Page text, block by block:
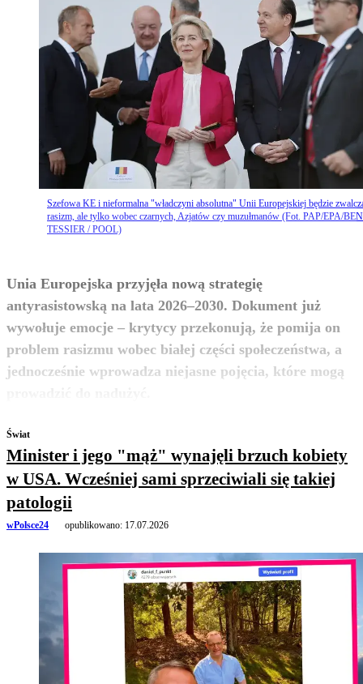
Szefowa KE i nieformalna "władczyni absolutna" Unii Europejskiej będzie
rasizm, ale tylko wobec czarnych, Azjatów czy muzułmanów (Fot. PAP/EPA/
TESSIER / POOL)
Unia Europejska przyjęła nową strategię
antyrasistowską na lata 2026–2030. Dokument już
wywołuje emocje – krytycy przekonują, że pomija on
problem rasizmu wobec białej części społeczeństwa, a
jednocześnie wprowadza niejasne pojęcia, które mogą
zobacz więcej
Świat
Minister i jego "mąż" wynajęli brzuch kobiety
w USA. Wcześniej sami sprzeciwiali się takiej
patologii
wPolsce24 opublikowano: 17.07.2026